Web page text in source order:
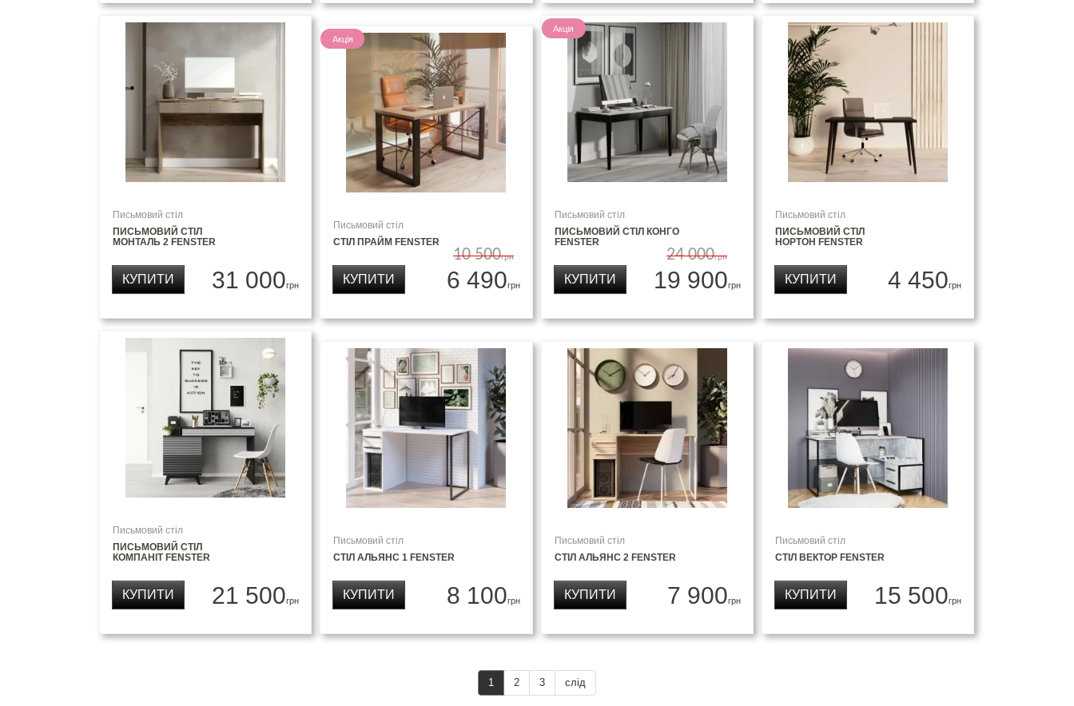
Письмовий стіл
ПИСЬМОВИЙ СТІЛ
МОНТАЛЬ 2 FENSTER
31 000грн
КУПИТИ
Акція
Письмовий стіл
СТІЛ ПРАЙМ FENSTER
10 500грн
6 490грн
КУПИТИ
Акція
Письмовий стіл
ПИСЬМОВИЙ СТІЛ КОНГО
FENSTER
24 000грн
19 900грн
КУПИТИ
Письмовий стіл
ПИСЬМОВИЙ СТІЛ
НОРТОН FENSTER
4 450грн
КУПИТИ
Письмовий стіл
ПИСЬМОВИЙ СТІЛ
КОМПАНІТ FENSTER
21 500грн
КУПИТИ
Письмовий стіл
СТІЛ АЛЬЯНС 1 FENSTER
8 100грн
КУПИТИ
Письмовий стіл
СТІЛ АЛЬЯНС 2 FENSTER
7 900грн
КУПИТИ
Письмовий стіл
СТІЛ ВЕКТОР FENSTER
15 500грн
КУПИТИ
1 2 3 слід